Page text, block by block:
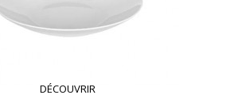
DÉCOUVRIR